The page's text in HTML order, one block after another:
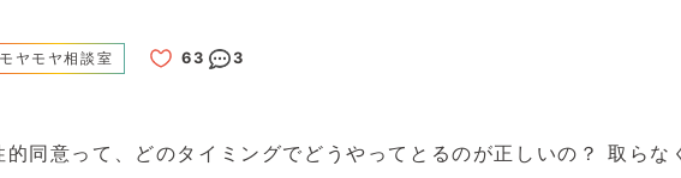
モヤモヤ相談室 3
的同意って、どのタイミングでどうやってとるのが正しいの？ 取らな